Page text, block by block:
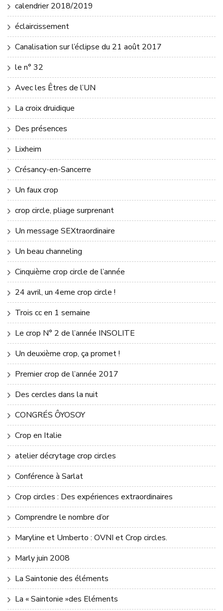
calendrier 2018/2019
éclaircissement
Canalisation sur l’éclipse du 21 août 2017
le n° 32
Avec les Êtres de l’UN
La croix druidique
Des présences
Lixheim
Crésancy-en-Sancerre
Un faux crop
crop circle, pliage surprenant
Un message SEXtraordinaire
Un beau channeling
Cinquième crop circle de l’année
24 avril, un 4eme crop circle !
Trois cc en 1 semaine
Le crop N° 2 de l’année INSOLITE
Un deuxième crop, ça promet !
Premier crop de l’année 2017
Des cercles dans la nuit
CONGRÉS ÔYOSOY
Crop en Italie
atelier décrytage crop circles
Conférence à Sarlat
Crop circles : Des expériences extraordinaires
Comprendre le nombre d’or
Maryline et Umberto : OVNI et Crop circles.
Marly juin 2008
La Saintonie des éléments
La « Saintonie »des Eléments